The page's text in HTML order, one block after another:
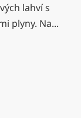
lahví s
plyny. Na...